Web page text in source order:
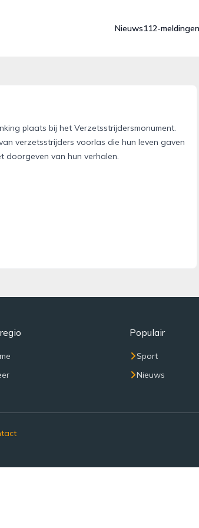
Nieuws112-meldingen
plaats bij het Verzetsstrijdersmonument.
verzetsstrijders voorlas die hun leven gaven
doorgeven van hun verhalen.
Populair
Sport
Nieuws